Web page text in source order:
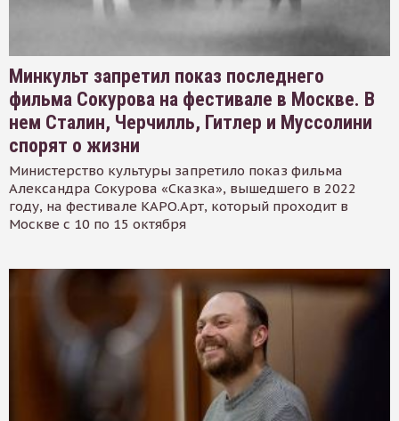
Минкульт запретил показ последнего
фильма Сокурова на фестивале в Москве. В
нем Сталин, Черчилль, Гитлер и Муссолини
спорят о жизни
Министерство культуры запретило показ фильма
Александра Сокурова «Сказка», вышедшего в 2022
году, на фестивале КАРО.Арт, который проходит в
Москве с 10 по 15 октября